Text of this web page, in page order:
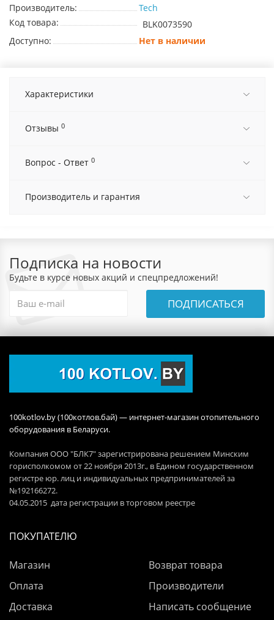
Производитель:
Tech
Код товара:
BLK0073590
Доступно:
Нет в наличии
Характеристики
Отзывы 0
Вопрос - Ответ 0
Производитель и гарантия
Подписка на новости
Будьте в курсе новых акций и спецпредложений!
ПОДПИСАТЬСЯ
100kotlov.by (100котлов.бай) — интернет-магазин отопительного
оборудования в Беларуси.
Компания ООО "БЛК7" зарегистрирована решением Минским
горисполкомом от 22 ноября 2013г., в Едином государственном
регистре юр. лиц и индивидуальных предпринимателей за
№192166272.
04.05.2015 дата регистрации в торговом реестре
ПОКУПАТЕЛЮ
Магазин
Оплата
Доставка
Возврат товара
Производители
Написать сообщение